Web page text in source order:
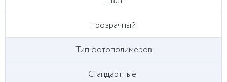
Прозрачный
Тип фотополимеров
Стандартные